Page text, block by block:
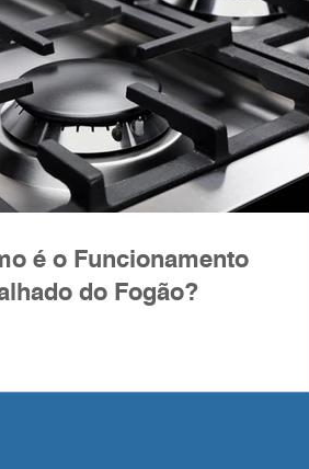
é o Funcionamento
do Fogão?